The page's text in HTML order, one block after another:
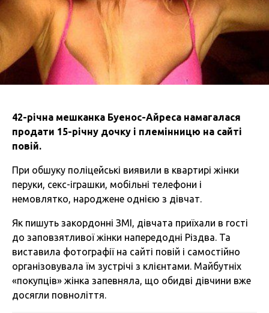
42-річна мешканка Буенос-Айреса намагалася
продати 15-річну дочку і племінницю на сайті
повій.
При обшуку поліцейські виявили в квартирі жінки
перуки, секс-іграшки, мобільні телефони і
немовлятко, народжене однією з дівчат.
Як пишуть закордонні ЗМІ, дівчата приїхали в гості
до заповзятливої жінки напередодні Різдва. Та
виставила фотографії на сайті повій і самостійно
організовувала їм зустрічі з клієнтами. Майбутніх
«покупців» жінка запевняла, що обидві дівчини вже
досягли повноліття.